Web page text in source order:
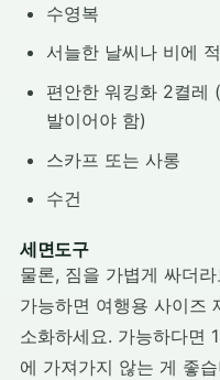
수영복
서늘한 날씨나 비에
편안한 워킹화 2켤레
발이어야 함)
스카프 또는 사롱
수건
세면도구
물론, 짐을 가볍게 싸더
가능하면 여행용 사이즈
소화하세요. 가능하다면
에 가져가지 않는 게 좋